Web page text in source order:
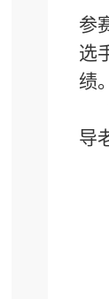
参
选
绩。
导